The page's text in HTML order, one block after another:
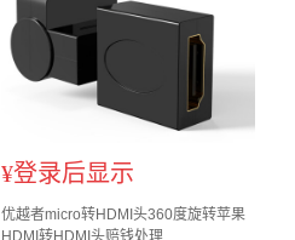
¥登录后显示
优越者micro转HDMI头360度旋转苹果
HDMI转HDMI头赔钱处理